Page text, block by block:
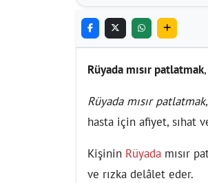
Rüyada mısır patlatmak
Rüyada mısır patlatmak
hasta için afiyet, sıhat
Kişinin Rüyada mısır
ve rızka delâlet eder.